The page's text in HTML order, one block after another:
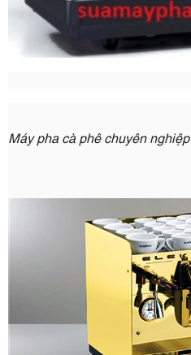
Máy pha cà phê chuyên nghiệp